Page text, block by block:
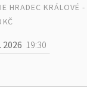
HRADEC KRÁLOVÉ
KČ
2026 19:30